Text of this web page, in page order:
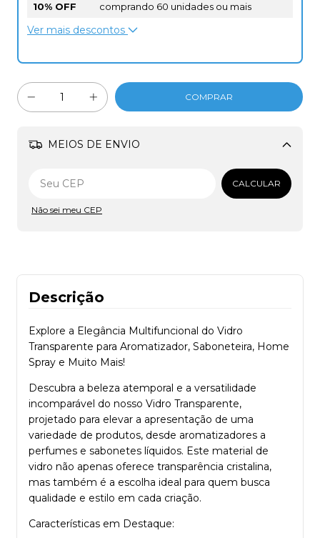
10% OFF
comprando 60 unidades ou mais
Ver mais descontos
MEIOS DE ENVIO
Alterar CEP
CALCULAR
Não sei meu CEP
Descrição
Explore a Elegância Multifuncional do Vidro
Transparente para Aromatizador, Saboneteira, Home
Spray e Muito Mais!
Descubra a beleza atemporal e a versatilidade
incomparável do nosso Vidro Transparente,
projetado para elevar a apresentação de uma
variedade de produtos, desde aromatizadores a
perfumes e sabonetes líquidos. Este material de
vidro não apenas oferece transparência cristalina,
mas também é a escolha ideal para quem busca
qualidade e estilo em cada criação.
Características em Destaque: